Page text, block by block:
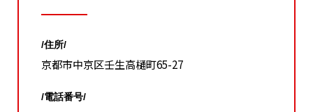
/住所/
京都市中京区壬生高樋町65-27
/電話番号/